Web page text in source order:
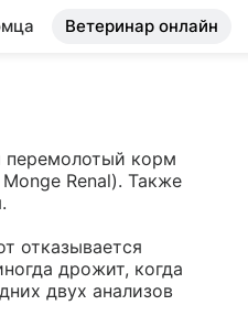
Ветеринар онлайн
перемолотый корм
Renal). Также
отказывается
дрожит, когда
двух анализов